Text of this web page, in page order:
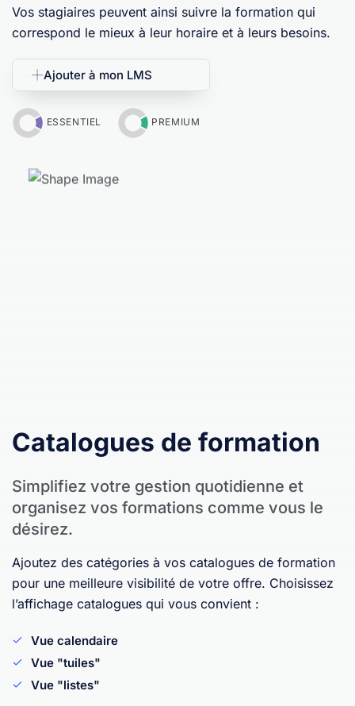
Vos stagiaires peuvent ainsi suivre la formation qui
correspond le mieux à leur horaire et à leurs besoins.
Ajouter à mon LMS
ESSENTIEL PREMIUM
Catalogues de formation
Simplifiez votre gestion quotidienne et
organisez vos formations comme vous le
désirez.
Ajoutez des catégories à vos catalogues de formation
pour une meilleure visibilité de votre offre. Choisissez
l’affichage catalogues qui vous convient :
Vue calendaire
Vue "tuiles"
Vue "listes"